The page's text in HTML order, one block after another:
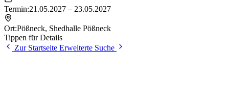
Termin:21.05.2027 – 23.05.2027
Ort:Pößneck, Shedhalle Pößneck
Tippen für Details
Zur Startseite Erweiterte Suche